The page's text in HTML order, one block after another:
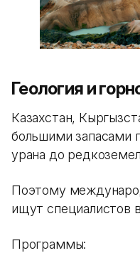
Геология и
Казахстан,
большими запасами
урана до
Поэтому
ищут специалистов
Программы: